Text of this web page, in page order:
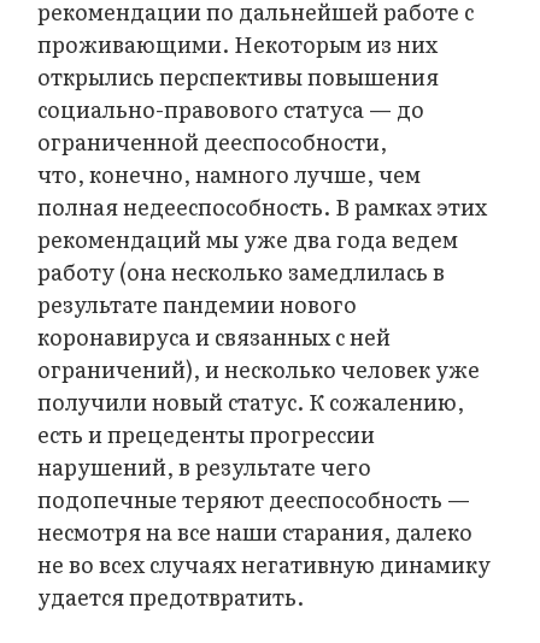
рекомендации по дальнейшей работе с
проживающими. Некоторым из них
открылись перспективы повышения
социально-правового статуса — до
ограниченной дееспособности,
что, конечно, намного лучше, чем
полная недееспособность. В рамках этих
рекомендаций мы уже два года ведем
работу (она несколько замедлилась в
результате пандемии нового
коронавируса и связанных с ней
ограничений), и несколько человек уже
получили новый статус. К сожалению,
есть и прецеденты прогрессии
нарушений, в результате чего
подопечные теряют дееспособность —
несмотря на все наши старания, далеко
не во всех случаях негативную динамику
удается предотвратить.